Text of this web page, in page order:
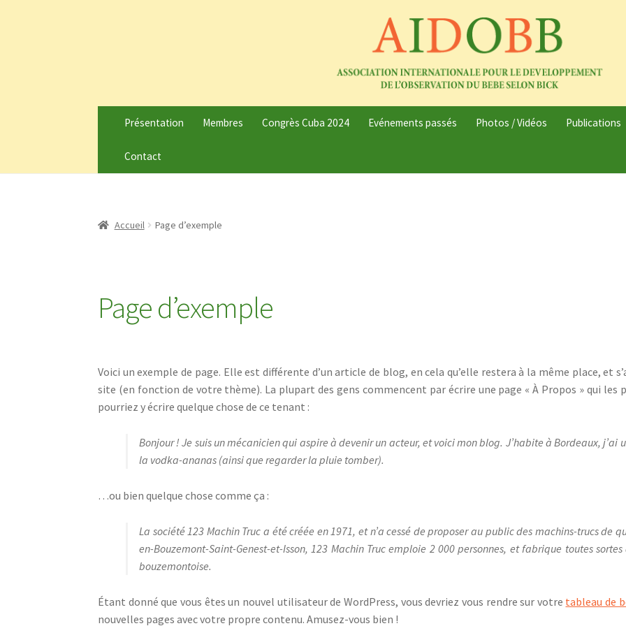
Présentation Membres Congrès Cuba 2024 Evénements passés Photos / Vidéos Publications
Contact
Accueil Page d’exemple
Page d’exemple
Voici un exemple de page. Elle est différente d’un article de blog, en cela qu’elle restera à la même place, et
site (en fonction de votre thème). La plupart des gens commencent par écrire une page « À Propos » qui les
pourriez y écrire quelque chose de ce tenant :
Bonjour ! Je suis un mécanicien qui aspire à devenir un acteur, et voici mon blog. J’habite à Bordeaux, j’ai
la vodka-ananas (ainsi que regarder la pluie tomber).
…ou bien quelque chose comme ça :
La société 123 Machin Truc a été créée en 1971, et n’a cessé de proposer au public des machins-trucs de
en-Bouzemont-Saint-Genest-et-Isson, 123 Machin Truc emploie 2 000 personnes, et fabrique toutes
bouzemontoise.
Étant donné que vous êtes un nouvel utilisateur de WordPress, vous devriez vous rendre sur votre tableau de
nouvelles pages avec votre propre contenu. Amusez-vous bien !